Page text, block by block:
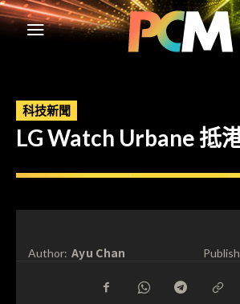
科技新聞
LG Watch Urbane 抵
Author: Ayu Chan